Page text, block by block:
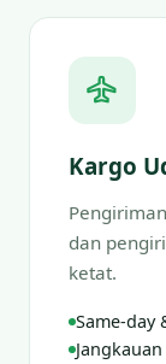
Kargo
dan
ketat.
Same-day